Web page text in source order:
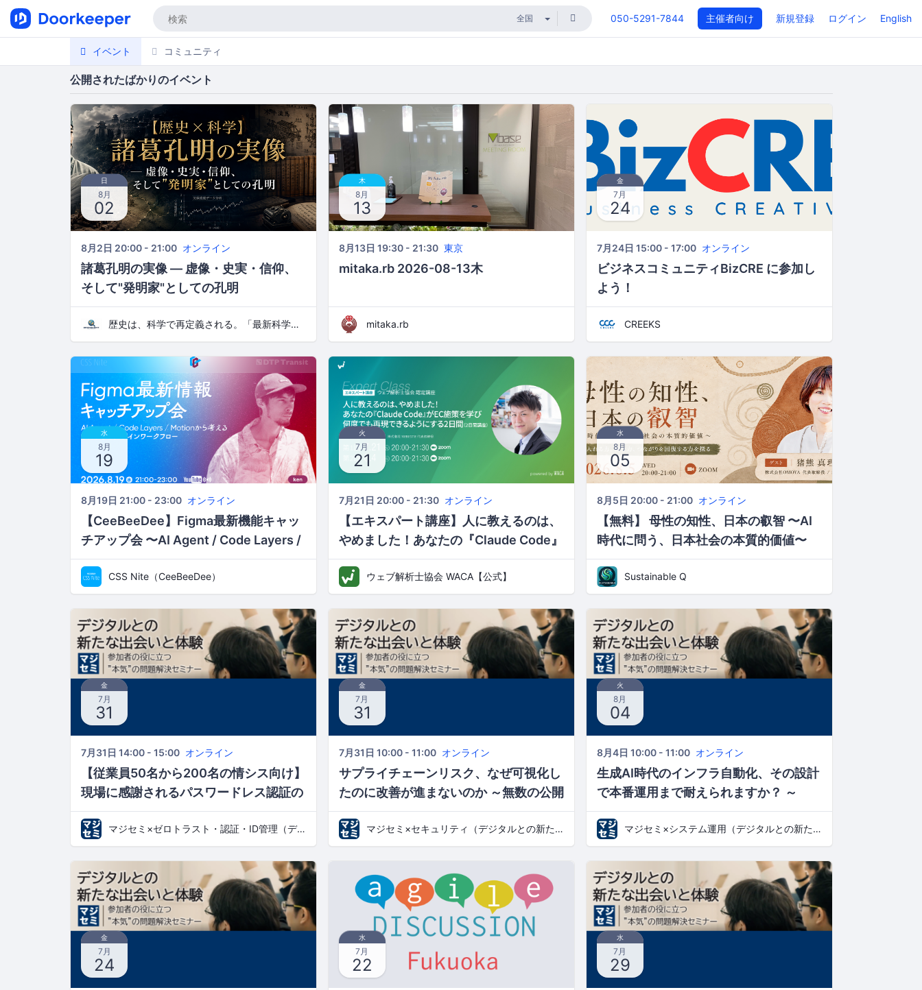
050-5291-7844 主催者向け 新規登録 ログイン English
イベント コミュニティ
公開されたばかりのイベント
日
8月
02
8月2日 20:00 - 21:00 オンライン
諸葛孔明の実像 ― 虚像・史実・信仰、
そして"発明家"としての孔明
歴史は、科学で再定義される。「最新科学で紐解く歴史ラボ」
木
8月
13
8月13日 19:30 - 21:30 東京
mitaka.rb 2026-08-13木
mitaka.rb
金
7月
24
7月24日 15:00 - 17:00 オンライン
ビジネスコミュニティBizCRE に参加し
よう！
CREEKS
水
8月
19
8月19日 21:00 - 23:00 オンライン
【CeeBeeDee】Figma最新機能キャッ
チアップ会 〜AI Agent / Code Layers /
Motionから考える、これからのデザイ
ンワークフロー／ken
CSS Nite（CeeBeeDee）
火
7月
21
7月21日 20:00 - 21:30 オンライン
【エキスパート講座】人に教えるのは、
やめました！あなたの『Claude Code』
がEC施策を学び 何度でも再現できるよ
うにする2日間（2日間講座）
ウェブ解析士協会 WACA【公式】
水
8月
05
8月5日 20:00 - 21:00 オンライン
【無料】 母性の知性、日本の叡智 〜AI
時代に問う、日本社会の本質的価値〜
Sustainable Q
金
7月
31
7月31日 14:00 - 15:00 オンライン
【従業員50名から200名の情シス向け】
現場に感謝されるパスワードレス認証の
始め方 ～既存AD/Entra環境で始める
Windows Hello for Business 導入～
マジセミ×ゼロトラスト・認証・ID管理（デジタルとの新たな出会いと体験）
金
7月
31
7月31日 10:00 - 11:00 オンライン
サプライチェーンリスク、なぜ可視化し
たのに改善が進まないのか ～無数の公開
資産から優先対応先を特定するアプロー
チ～
マジセミ×セキュリティ（デジタルとの新たな出会いと体験）
火
8月
04
8月4日 10:00 - 11:00 オンライン
生成AI時代のインフラ自動化、その設計
で本番運用まで耐えられますか？ ～
IaC・CI/CD導入で破綻しないためのプ
ロジェクト設計と導入ステップ～
マジセミ×システム運用（デジタルとの新たな出会いと体験）
金
7月
24
水
7月
22
水
7月
29